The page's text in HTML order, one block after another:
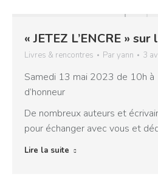
« JETEZ L’ENCRE »
Livres & rencontres Par yann 3
Samedi 13 mai 2023 de 10h à
d’honneur
De nombreux auteurs et
pour échanger avec vous et
Lire la suite